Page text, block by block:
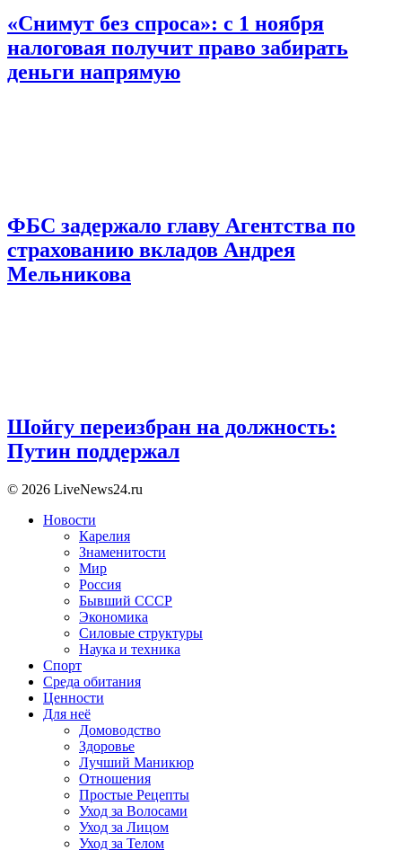
«Снимут без спроса»: с 1 ноября
налоговая получит право забирать
деньги напрямую
ФБС задержало главу Агентства по
страхованию вкладов Андрея
Мельникова
Шойгу переизбран на должность:
Путин поддержал
© 2026 LiveNews24.ru
Новости
Карелия
Знаменитости
Мир
Россия
Бывший СССР
Экономика
Силовые структуры
Наука и техника
Спорт
Среда обитания
Ценности
Для неё
Домоводство
Здоровье
Лучший Маникюр
Отношения
Простые Рецепты
Уход за Волосами
Уход за Лицом
Уход за Телом